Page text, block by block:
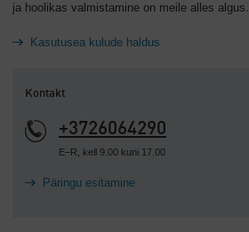
ja hoolikas valmistamine on meile alles algus.
Kasutusea kulude haldus
Kontakt
+3726064290
E–R, kell 9.00 kuni 17.00
Päringu esitamine